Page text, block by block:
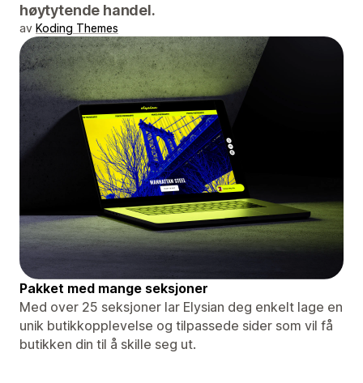
høytytende handel.
av Koding Themes
Pakket med mange seksjoner
Med over 25 seksjoner lar Elysian deg enkelt lage en
unik butikkopplevelse og tilpassede sider som vil få
butikken din til å skille seg ut.